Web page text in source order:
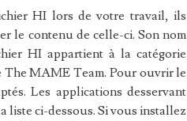
HI lors de votre travail, ils
le contenu de celle-ci. Son nom
HI appartient à la catégorie
The MAME Team. Pour ouvrir le
Les applications desservant
liste ci-dessous. Si vous installez